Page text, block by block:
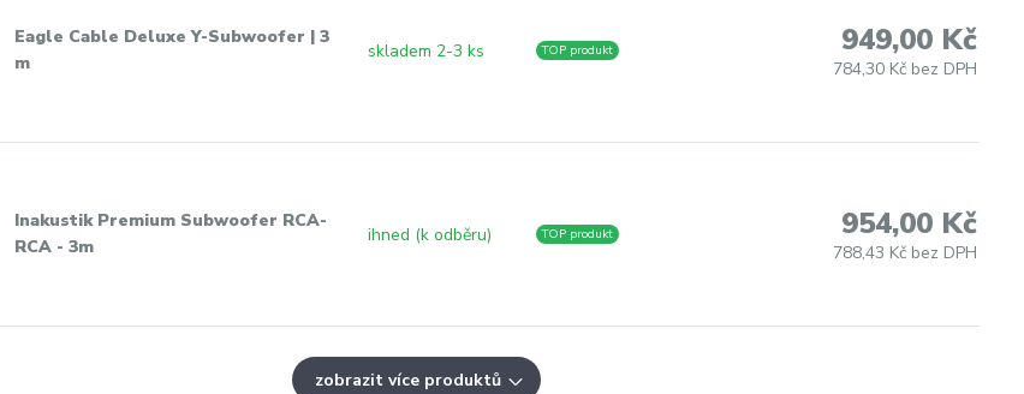
Eagle Cable Deluxe Y-Subwoofer | 3
m
skladem 2-3 ks TOP produkt 949,00 Kč
784,30 Kč bez DPH
Inakustik Premium Subwoofer RCA-
RCA - 3m
ihned (k odběru) TOP produkt 954,00 Kč
788,43 Kč bez DPH
zobrazit více produktů